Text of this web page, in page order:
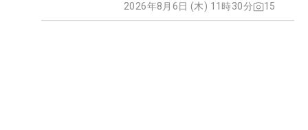
2026年8月6日 (木) 11時30分 15